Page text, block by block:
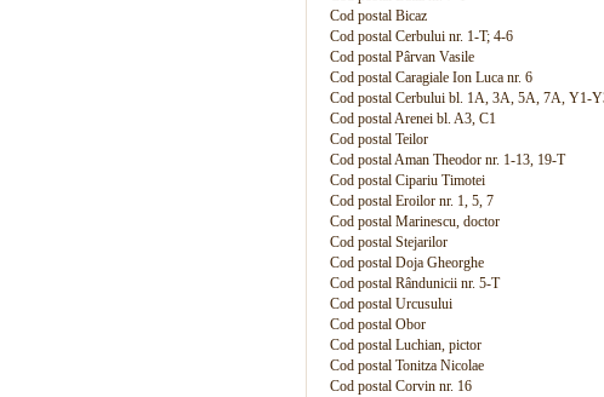
Cod postal Bicaz
Cod postal Cerbului nr. 1-T; 4-6
Cod postal Pârvan Vasile
Cod postal Caragiale Ion Luca nr. 6
Cod postal Cerbului bl. 1A, 3A, 5A, 7A, Y1-
Cod postal Arenei bl. A3, C1
Cod postal Teilor
Cod postal Aman Theodor nr. 1-13, 19-T
Cod postal Cipariu Timotei
Cod postal Eroilor nr. 1, 5, 7
Cod postal Marinescu, doctor
Cod postal Stejarilor
Cod postal Doja Gheorghe
Cod postal Rândunicii nr. 5-T
Cod postal Urcusului
Cod postal Obor
Cod postal Luchian, pictor
Cod postal Tonitza Nicolae
Cod postal Corvin nr. 16